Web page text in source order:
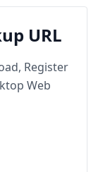
URL
Register
Web